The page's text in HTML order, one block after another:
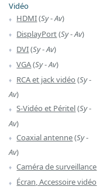
Vidéo
HDMI(Sy-Av)
DisplayPort(Sy-Av)
DVI(Sy-Av)
VGA(Sy-Av)
RCA et jack vidéo (Sy-
Av)
S-Vidéo et Péritel(Sy-
Av)
Coaxial antenne(Sy-
Av)
Caméra de surveillance
Écran, Accessoire vidéo